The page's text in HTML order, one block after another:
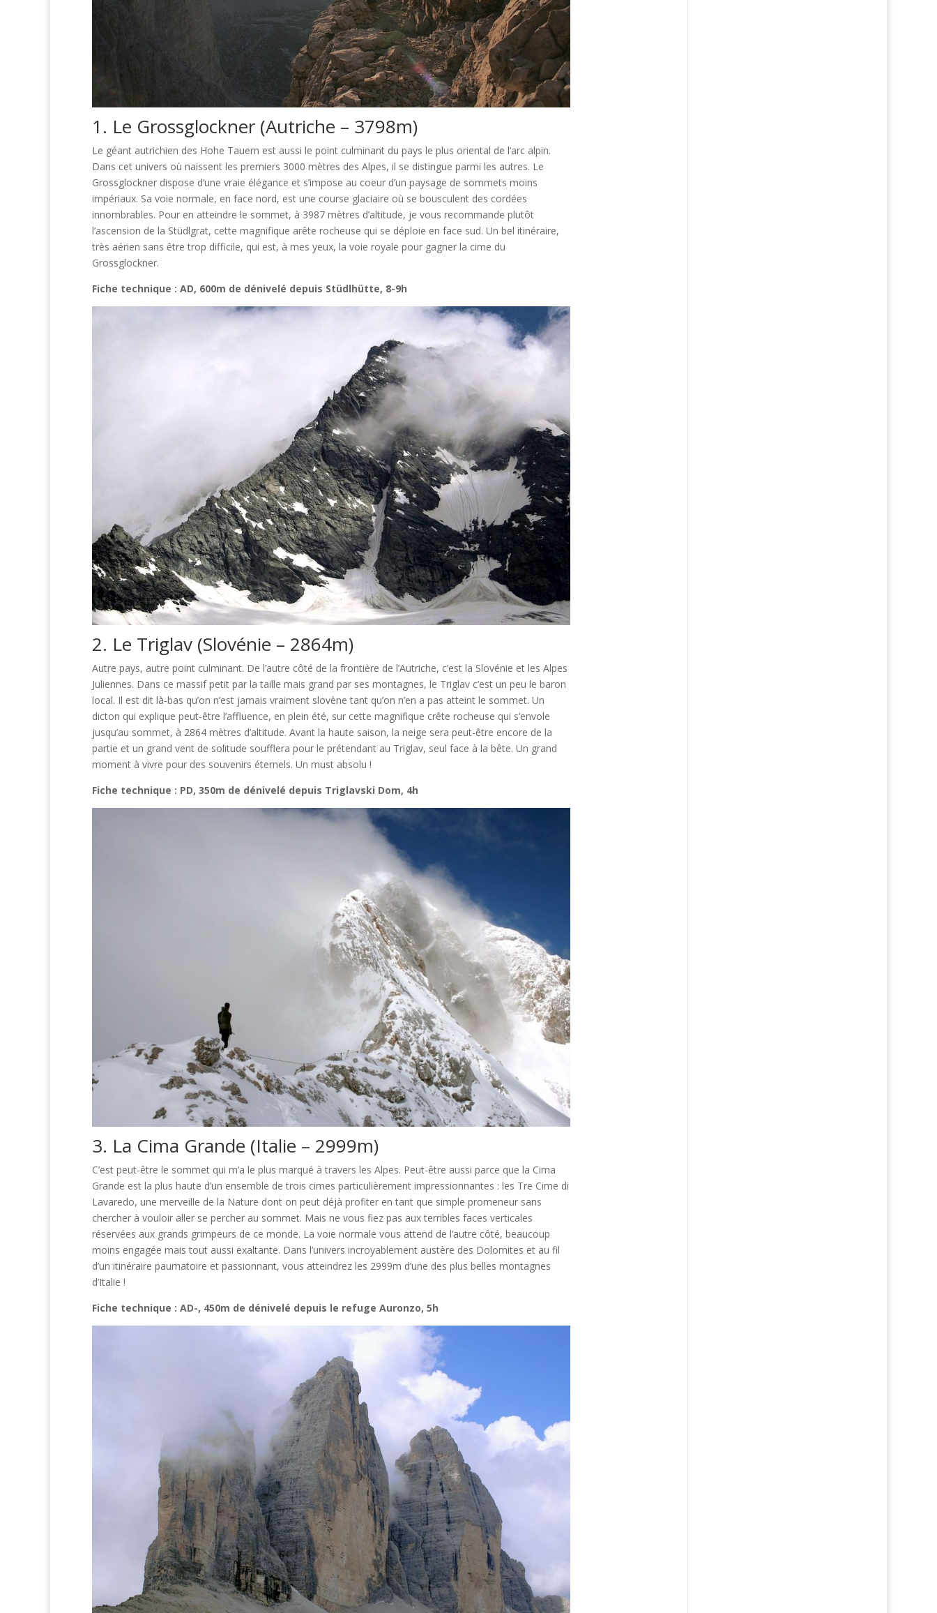
1. Le Grossglockner (Autriche – 3798m)
Le géant autrichien des Hohe Tauern est aussi le point culminant du pays le plus oriental de l’arc alpin.
Dans cet univers où naissent les premiers 3000 mètres des Alpes, il se distingue parmi les autres. Le
Grossglockner dispose d’une vraie élégance et s’impose au coeur d’un paysage de sommets moins
impériaux. Sa voie normale, en face nord, est une course glaciaire où se bousculent des cordées
innombrables. Pour en atteindre le sommet, à 3987 mètres d’altitude, je vous recommande plutôt
l’ascension de la Stüdlgrat, cette magnifique arête rocheuse qui se déploie en face sud. Un bel itinéraire,
très aérien sans être trop difficile, qui est, à mes yeux, la voie royale pour gagner la cime du
Grossglockner.
Fiche technique : AD, 600m de dénivelé depuis Stüdlhütte, 8-9h
2. Le Triglav (Slovénie – 2864m)
Autre pays, autre point culminant. De l’autre côté de la frontière de l’Autriche, c’est la Slovénie et les Alpes
Juliennes. Dans ce massif petit par la taille mais grand par ses montagnes, le Triglav c’est un peu le baron
local. Il est dit là-bas qu’on n’est jamais vraiment slovène tant qu’on n’en a pas atteint le sommet. Un
dicton qui explique peut-être l’affluence, en plein été, sur cette magnifique crête rocheuse qui s’envole
jusqu’au sommet, à 2864 mètres d’altitude. Avant la haute saison, la neige sera peut-être encore de la
partie et un grand vent de solitude soufflera pour le prétendant au Triglav, seul face à la bête. Un grand
moment à vivre pour des souvenirs éternels. Un must absolu !
Fiche technique : PD, 350m de dénivelé depuis Triglavski Dom, 4h
3. La Cima Grande (Italie – 2999m)
C’est peut-être le sommet qui m’a le plus marqué à travers les Alpes. Peut-être aussi parce que la Cima
Grande est la plus haute d’un ensemble de trois cimes particulièrement impressionnantes : les Tre Cime di
Lavaredo, une merveille de la Nature dont on peut déjà profiter en tant que simple promeneur sans
chercher à vouloir aller se percher au sommet. Mais ne vous fiez pas aux terribles faces verticales
réservées aux grands grimpeurs de ce monde. La voie normale vous attend de l’autre côté, beaucoup
moins engagée mais tout aussi exaltante. Dans l’univers incroyablement austère des Dolomites et au fil
d’un itinéraire paumatoire et passionnant, vous atteindrez les 2999m d’une des plus belles montagnes
d’Italie !
Fiche technique : AD-, 450m de dénivelé depuis le refuge Auronzo, 5h